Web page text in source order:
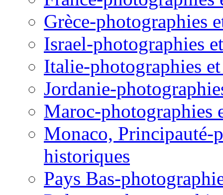
Grèce-photographies
Israel-photographies
Italie-photographies
Jordanie-
Maroc-photographies
Monaco, Principauté-
historiques
Pays Bas-